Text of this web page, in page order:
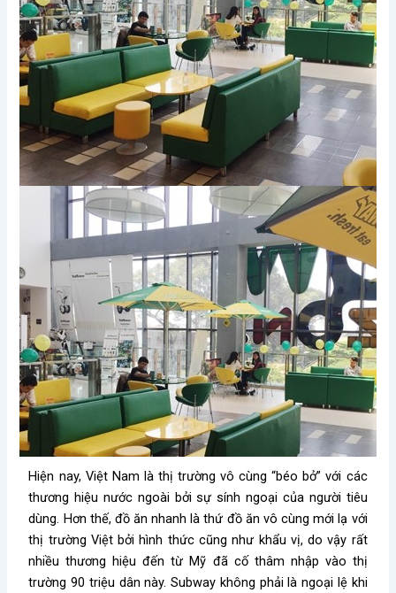
Hiện nay, Việt Nam là thị trường vô cùng “béo bở” với các
thương hiệu nước ngoài bởi sự sính ngoại của người tiêu
dùng. Hơn thế, đồ ăn nhanh là thứ đồ ăn vô cùng mới lạ với
thị trường Việt bởi hình thức cũng như khẩu vị, do vậy rất
nhiều thương hiệu đến từ Mỹ đã cố thâm nhập vào thị
trường 90 triệu dân này. Subway không phải là ngoại lệ khi